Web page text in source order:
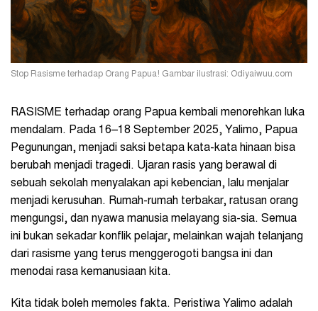
Stop Rasisme terhadap Orang Papua! Gambar ilustrasi: Odiyaiwuu.com
RASISME terhadap orang Papua kembali menorehkan luka
mendalam. Pada 16–18 September 2025, Yalimo, Papua
Pegunungan, menjadi saksi betapa kata-kata hinaan bisa
berubah menjadi tragedi. Ujaran rasis yang berawal di
sebuah sekolah menyalakan api kebencian, lalu menjalar
menjadi kerusuhan. Rumah-rumah terbakar, ratusan orang
mengungsi, dan nyawa manusia melayang sia-sia. Semua
ini bukan sekadar konflik pelajar, melainkan wajah telanjang
dari rasisme yang terus menggerogoti bangsa ini dan
menodai rasa kemanusiaan kita.
Kita tidak boleh memoles fakta. Peristiwa Yalimo adalah